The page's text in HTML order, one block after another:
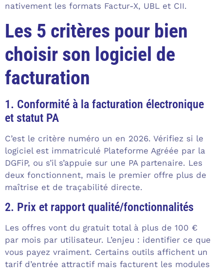
nativement les formats Factur-X, UBL et CII.
Les 5 critères pour bien
choisir son logiciel de
facturation
1. Conformité à la facturation électronique
et statut PA
C’est le critère numéro un en 2026. Vérifiez si le
logiciel est immatriculé Plateforme Agréée par la
DGFiP, ou s’il s’appuie sur une PA partenaire. Les
deux fonctionnent, mais le premier offre plus de
maîtrise et de traçabilité directe.
2. Prix et rapport qualité/fonctionnalités
Les offres vont du gratuit total à plus de 100 €
par mois par utilisateur. L’enjeu : identifier ce que
vous payez vraiment. Certains outils affichent un
tarif d’entrée attractif mais facturent les modules